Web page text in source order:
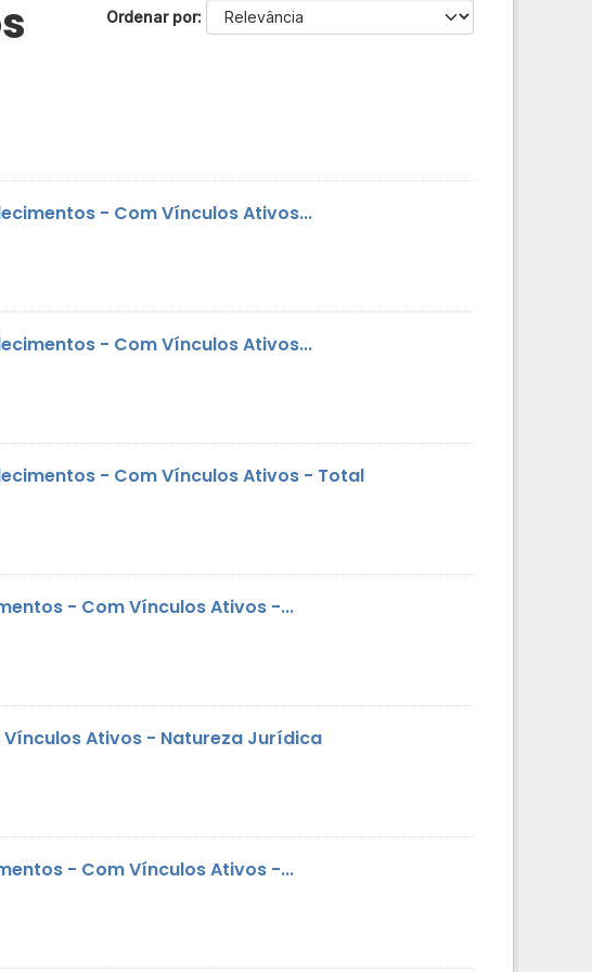
Ordenar por
- Com Vínculos Ativos...
- Com Vínculos Ativos...
- Com Vínculos Ativos - Total
- Com Vínculos Ativos -...
Ativos - Natureza Jurídica
- Com Vínculos Ativos -...